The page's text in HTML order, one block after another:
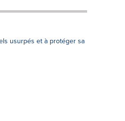
usurpés et à protéger sa